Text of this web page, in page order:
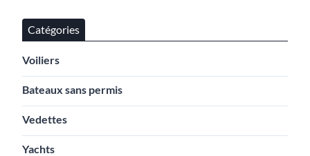
Catégories
Voiliers
Bateaux sans permis
Vedettes
Yachts